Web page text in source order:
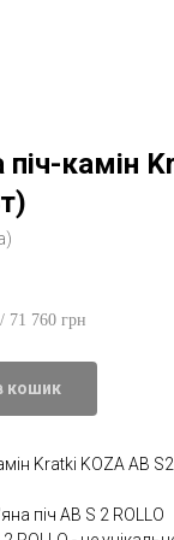
камін
/ 71 760 грн
кошик
Kratki KOZA AB
піч AB S 2 ROLLO